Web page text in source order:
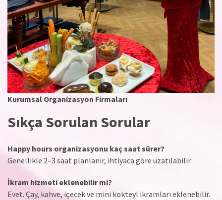
Kurumsal Organizasyon Firmaları
Sıkça Sorulan Sorular
Happy hours organizasyonu kaç saat sürer?
Genellikle 2–3 saat planlanır, ihtiyaca göre uzatılabilir.
İkram hizmeti eklenebilir mi?
Evet. Çay, kahve, içecek ve mini kokteyl ikramları eklenebilir.